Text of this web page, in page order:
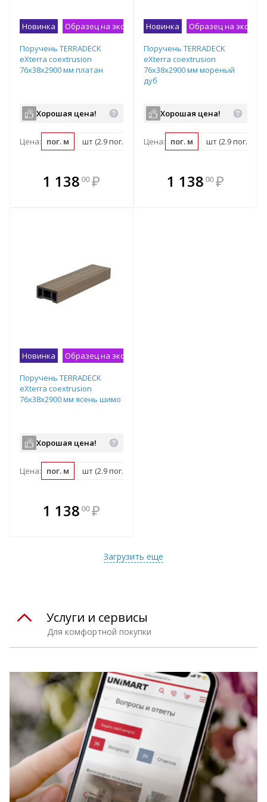
Новинка Образец на экспозиции
Поручень TERRADECK
eXterra coextrusion
76х38х2900 мм платан
Хорошая цена!
Цена: пог. м шт (2.9 пог. м)
1 138 00 ₽
В комплекте
всегда выгоднее!
Новинка Образец на
Поручень TERRADECK
eXterra coextrusion
76х38х2900 мм мореный
дуб
Хорошая цена!
Цена: пог. м шт (2.9 пог. м)
В комплекте
всегда выгоднее!
1 138 00 ₽
Новинка Образец на экспозиции
Поручень TERRADECK
eXterra coextrusion
76х38х2900 мм ясень шимо
Хорошая цена!
Цена: пог. м шт (2.9 пог. м)
1 138 00 ₽
Загрузить еще
Для комфортной покупки
Услуги и сервисы